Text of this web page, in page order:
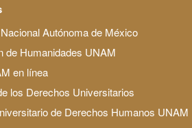
Autónoma de México
de Humanidades UNAM
en línea
los Derechos Universitarios
de Derechos Humanos UNAM